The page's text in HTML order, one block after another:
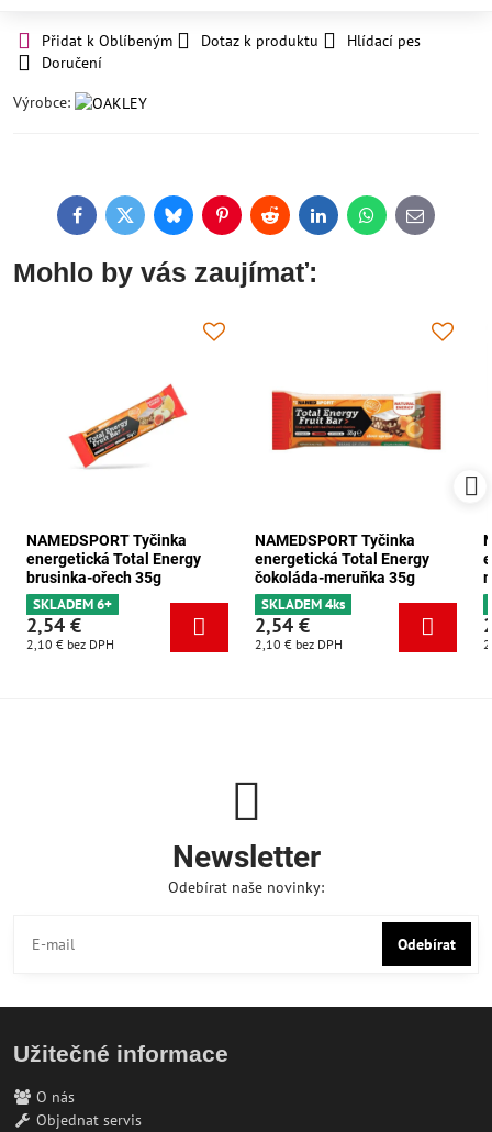
Přidat k Oblíbeným Dotaz k produktu
Hlídací pes
Doručení
Výrobce:
FacebookTwitterBlueskyPinterestReddit LinkedInWhatsApp
E-
mail
Mohlo by vás zaujímať:
NAMEDSPORT Tyčinka
energetická Total Energy
brusinka-ořech 35g
SKLADEM 6+
2,54 €
2,10 € bez DPH
NAMEDSPORT Tyčinka
energetická Total Energy
čokoláda-meruňka 35g
SKLADEM 4ks
2,54 €
2,10 € bez DPH
Newsletter
Odebírat naše novinky:
Odebírat
Užitečné informace
O nás
Objednat servis